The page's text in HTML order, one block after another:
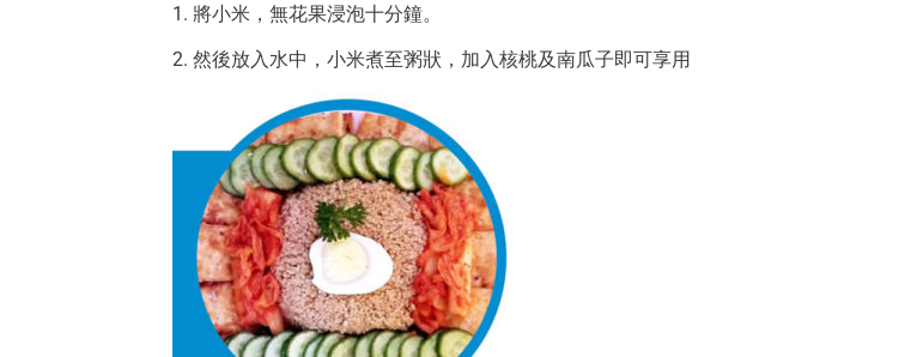
1. 將小米，無花果浸泡十分鐘。
2. 然後放入水中，小米煮至粥狀，加入核桃及南瓜子即可享用